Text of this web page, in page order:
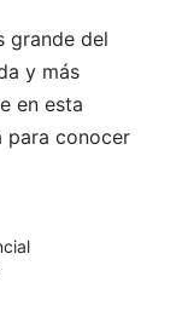
grande del
y más
en esta
para conocer